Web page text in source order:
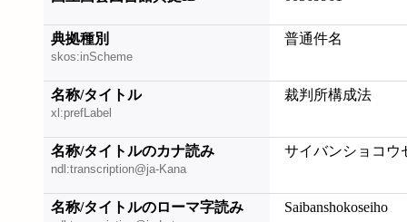
典拠種別
skos:inScheme
普通件名
名称/タイトル
xl:prefLabel
裁判所構成法
名称/タイトルのカナ読み
ndl:transcription@ja-Kana
サイバンショコウ
名称/タイトルのローマ字読み Saibanshokoseiho